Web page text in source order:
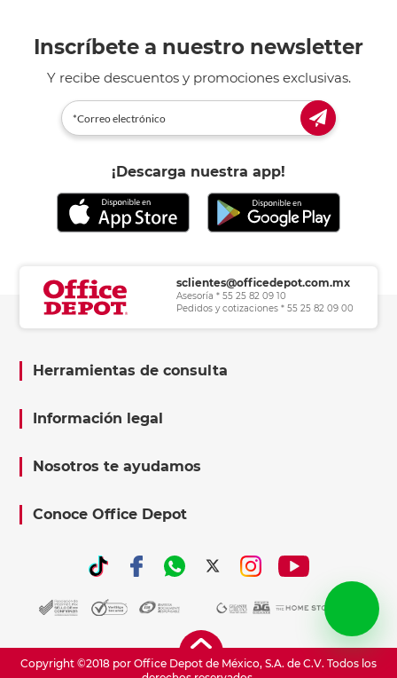
Inscríbete a nuestro newsletter
Y recibe descuentos y promociones exclusivas.
¡Descarga nuestra app!
sclientes@officedepot.com.mx
Asesoría * 55 25 82 09 10
Pedidos y cotizaciones * 55 25 82 09 00
Herramientas de consulta
Información legal
Nosotros te ayudamos
Conoce Office Depot
Copyright ©2018 por Office Depot de México, S.A. de C.V. Todos los